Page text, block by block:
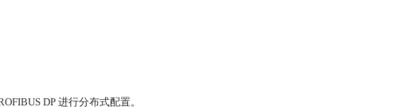
DP 进行分布式配置。